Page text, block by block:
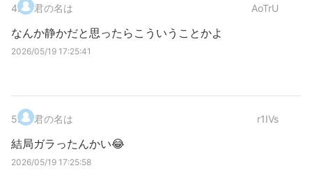
4. 君の名は AoTrU
なんか静かだと思ったらこういうことかよ
2026/05/19 17:25:41
5. 君の名は r1IVs
結局ガラったんかい😂
2026/05/19 17:25:58